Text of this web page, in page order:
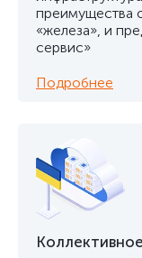
преимущества
«железа», и
сервис»
Подробнее